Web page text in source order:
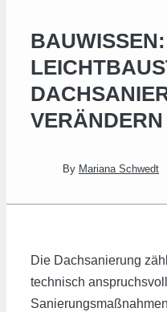
VERÄNDERN
By Mariana Schwedt
Die Dachsanierung
technisch